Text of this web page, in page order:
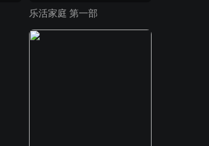
乐活家庭 第一部